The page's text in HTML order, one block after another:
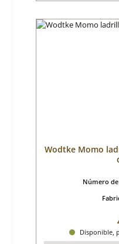
Wodtke Momo
Número
Disponible,